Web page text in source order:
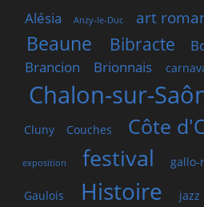
Alésia Anzy-le-Duc art
Beaune Bibracte
Brancion
Brionnais
Chalon-sur-
Cluny Couches Côte
exposition festival gallo-
Gaulois Histoire jazz